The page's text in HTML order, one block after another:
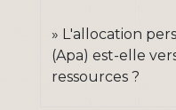
L'allocation
(Apa) est-elle
ressources ?